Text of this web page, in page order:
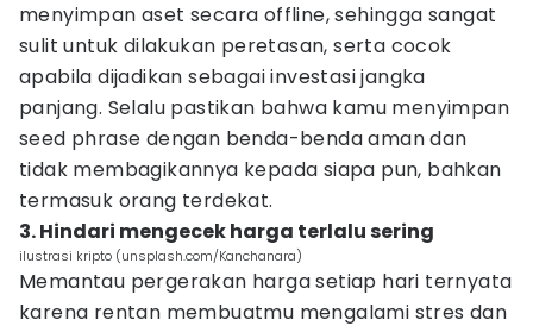
menyimpan aset secara offline, sehingga sangat
sulit untuk dilakukan peretasan, serta cocok
apabila dijadikan sebagai investasi jangka
panjang. Selalu pastikan bahwa kamu menyimpan
seed phrase dengan benda-benda aman dan
tidak membagikannya kepada siapa pun, bahkan
termasuk orang terdekat.
3. Hindari mengecek harga terlalu sering
ilustrasi kripto (unsplash.com/Kanchanara)
Memantau pergerakan harga setiap hari ternyata
karena rentan membuatmu mengalami stres dan